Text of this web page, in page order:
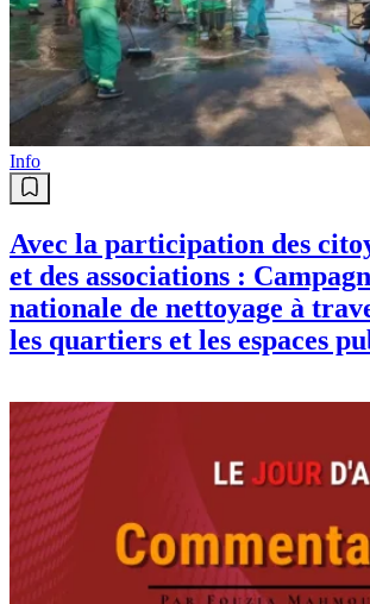
Info
Avec la participation des
et des associations :
nationale de nettoyage à
les quartiers et les espaces